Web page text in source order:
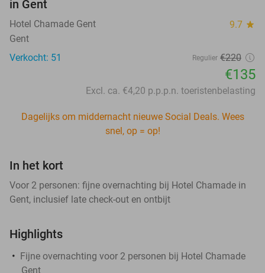
in Gent
Hotel Chamade Gent 9.7 star
Gent
Verkocht: 51
Regulier €220
€135
Excl. ca. €4,20 p.p.p.n. toeristenbelasting
Dagelijks om middernacht nieuwe Social Deals. Wees
snel, op = op!
In het kort
Voor 2 personen: fijne overnachting bij Hotel Chamade in
Gent, inclusief late check-out en ontbijt
Highlights
Fijne overnachting voor 2 personen bij Hotel Chamade
Gent